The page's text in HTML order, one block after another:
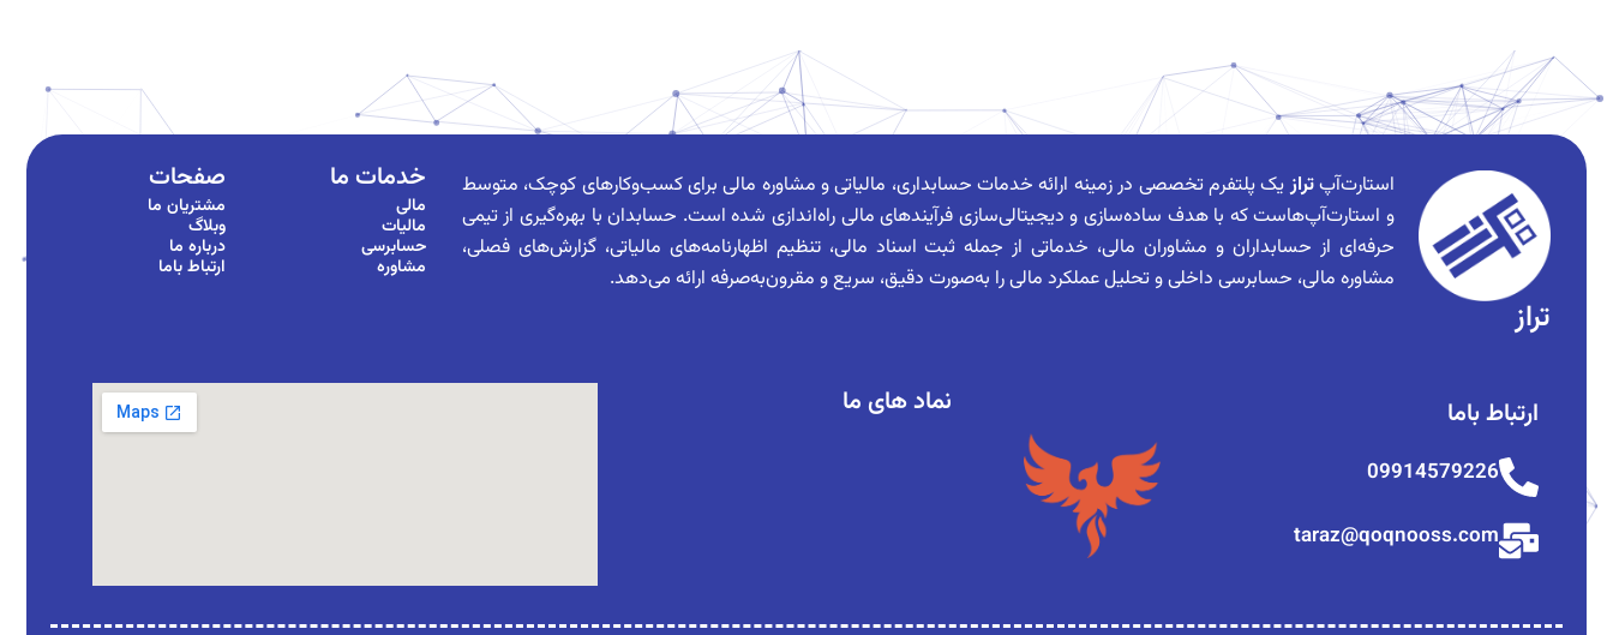
تراز
استارت‌آپترازیک پلتفرم تخصصی در زمینه ارائه خدمات حسابداری، مالیاتی و مشاوره مالی برای کسب‌وکارهای کوچک، متوسط
و استارت‌آپ‌هاست که با هدف ساده‌سازی و دیجیتالی‌سازی فرآیندهای مالی راه‌اندازی شده است. حسابدان با بهره‌گیری از تیمی
حرفه‌ای از حسابداران و مشاوران مالی، خدماتی از جمله ثبت اسناد مالی، تنظیم اظهارنامه‌های مالیاتی، گزارش‌های فصلی،
مشاوره مالی، حسابرسی داخلی و تحلیل عملکرد مالی را به‌صورت دقیق، سریع و مقرون‌به‌صرفه ارائه می‌دهد.
خدمات ما
مالی
مالیات
حسابرسی
مشاوره
صفحات
مشتریان ما
وبلاگ
درباره ما
ارتباط باما
ارتباط باما
09914579226
taraz@qoqnooss.com
نماد های ما